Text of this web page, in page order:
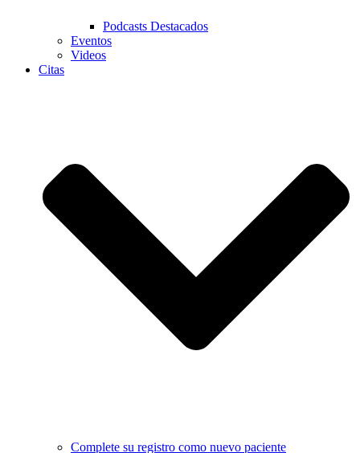
Podcasts Destacados
Eventos
Videos
Citas
Complete su registro como nuevo paciente